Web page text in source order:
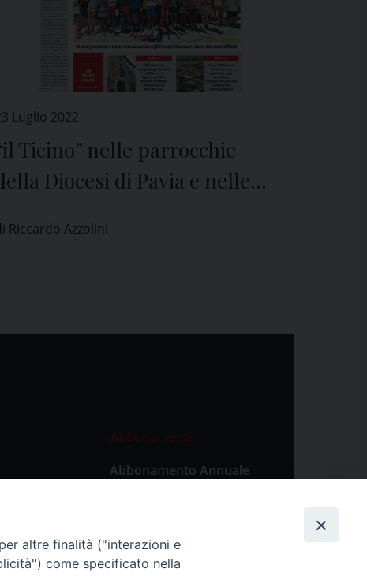
Luglio 2022
Ticino” nelle parrocchie
Diocesi di Pavia e nelle
Riccardo Azzolini
Abbonamenti
Abbonamento Annuale
Abbonamento Singola
altre finalità ("interazioni e
come specificato nella